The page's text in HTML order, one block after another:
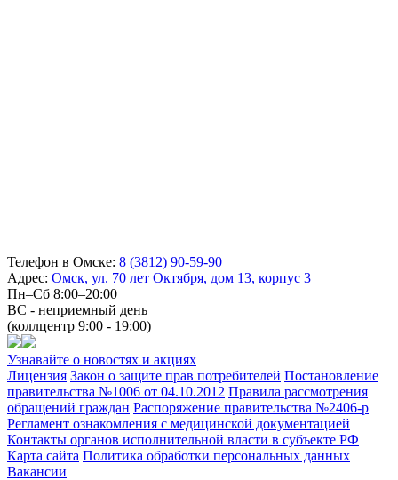
Телефон в Омске: 8 (3812) 90-59-90
Адрес: Омск, ул. 70 лет Октября, дом 13, корпус 3
Пн–Сб 8:00–20:00
ВС - неприемный день
(коллцентр 9:00 - 19:00)
Узнавайте о новостях и акциях
Лицензия Закон о защите прав потребителей Постановление
правительства №1006 от 04.10.2012 Правила рассмотрения
обращений граждан Распоряжение правительства №2406-р
Регламент ознакомления с медицинской документацией
Контакты органов исполнительной власти в субъекте РФ
Карта сайта Политика обработки персональных данных
Вакансии